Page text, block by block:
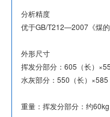
分析精度
优于GB/T212—2007《煤
外形尺寸
挥发分部分：605（长）
水灰部分：550（长）×585
重量：挥发分部分：约